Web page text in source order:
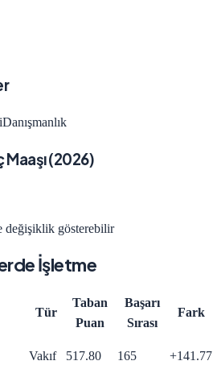
Danışmanlık
(2026)
değişiklik gösterebilir
İşletme
Tür
Taban
Puan
Başarı
Sırası
Fark
Vakıf 517.80 165 +141.77